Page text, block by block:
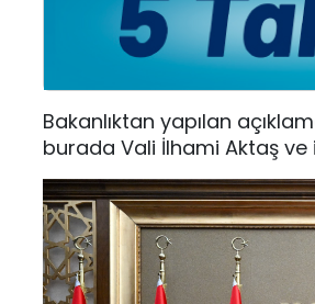
Bakanlıktan yapılan
burada Vali İlhami Aktaş